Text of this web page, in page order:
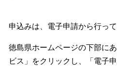
申込みは、電子申請から行って
徳島県ホームページの下部に
ビス」をクリックし、「電子